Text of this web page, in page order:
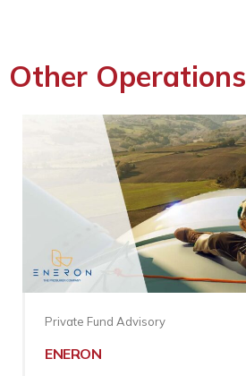
Other Operations
Private Fund Advisory
ENERON